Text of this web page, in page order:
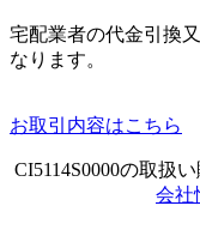
宅配業者の代金引換
なります。
お取引内容はこちら
CI5114S0000の取
会社